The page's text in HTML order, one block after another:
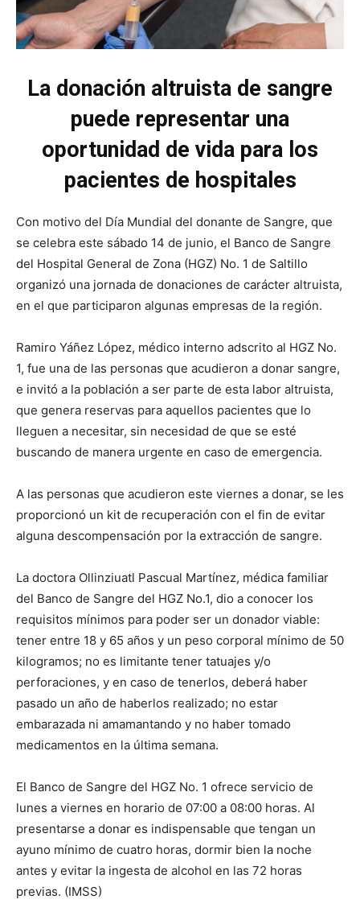
La donación altruista de sangre
puede representar una
oportunidad de vida para los
pacientes de hospitales
Con motivo del Día Mundial del donante de Sangre, que
se celebra este sábado 14 de junio, el Banco de Sangre
del Hospital General de Zona (HGZ) No. 1 de Saltillo
organizó una jornada de donaciones de carácter altruista,
en el que participaron algunas empresas de la región.
Ramiro Yáñez López, médico interno adscrito al HGZ No.
1, fue una de las personas que acudieron a donar sangre,
e invitó a la población a ser parte de esta labor altruista,
que genera reservas para aquellos pacientes que lo
lleguen a necesitar, sin necesidad de que se esté
buscando de manera urgente en caso de emergencia.
A las personas que acudieron este viernes a donar, se les
proporcionó un kit de recuperación con el fin de evitar
alguna descompensación por la extracción de sangre.
La doctora Ollinziuatl Pascual Martínez, médica familiar
del Banco de Sangre del HGZ No.1, dio a conocer los
requisitos mínimos para poder ser un donador viable:
tener entre 18 y 65 años y un peso corporal mínimo de 50
kilogramos; no es limitante tener tatuajes y/o
perforaciones, y en caso de tenerlos, deberá haber
pasado un año de haberlos realizado; no estar
embarazada ni amamantando y no haber tomado
medicamentos en la última semana.
El Banco de Sangre del HGZ No. 1 ofrece servicio de
lunes a viernes en horario de 07:00 a 08:00 horas. Al
presentarse a donar es indispensable que tengan un
ayuno mínimo de cuatro horas, dormir bien la noche
antes y evitar la ingesta de alcohol en las 72 horas
previas. (IMSS)